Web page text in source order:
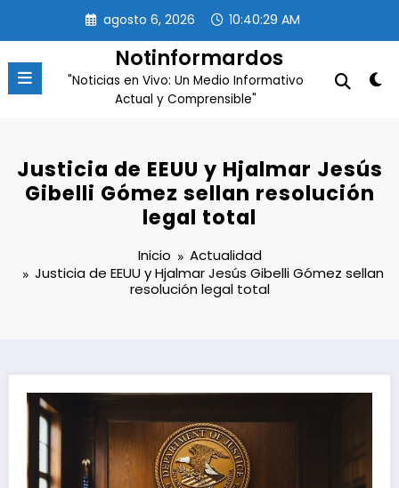
contenido
agosto 6, 2026 10:40:30 AM
Notinformardos
"Noticias en Vivo: Un Medio Informativo
Actual y Comprensible"
Justicia de EEUU y Hjalmar Jesús
Gibelli Gómez sellan resolución
legal total
Inicio
Actualidad
Justicia de EEUU y Hjalmar Jesús Gibelli Gómez sellan
resolución legal total